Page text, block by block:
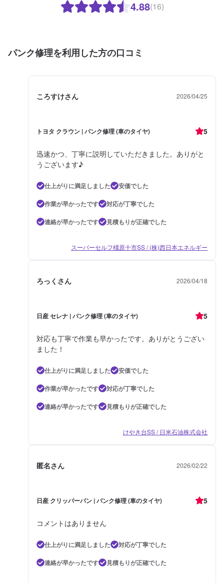
4.88(16)
パンク修理を利用した方の口コミ
ころすけさん 2026/04/25
トヨタ クラウン | パンク修理 (車のタイヤ) 5
迅速かつ、丁寧に説明していただきました。ありがと
うございます♪
仕上がりに満足しました
安価でした
作業が早かったです
対応が丁寧でした
連絡が早かったです
見積もりが正確でした
スーパーセルフ橿原十市SS / (株)西日本エネルギー
ろっくさん 2026/04/18
日産 セレナ | パンク修理 (車のタイヤ) 5
対応も丁寧で作業も早かったです。ありがとうござい
ました！
仕上がりに満足しました
安価でした
作業が早かったです
対応が丁寧でした
連絡が早かったです
見積もりが正確でした
けやき台SS / 日米石油株式会社
匿名さん 2026/02/22
日産 クリッパーバン | パンク修理 (車のタイヤ) 5
コメントはありません
仕上がりに満足しました
対応が丁寧でした
連絡が早かったです
見積もりが正確でした